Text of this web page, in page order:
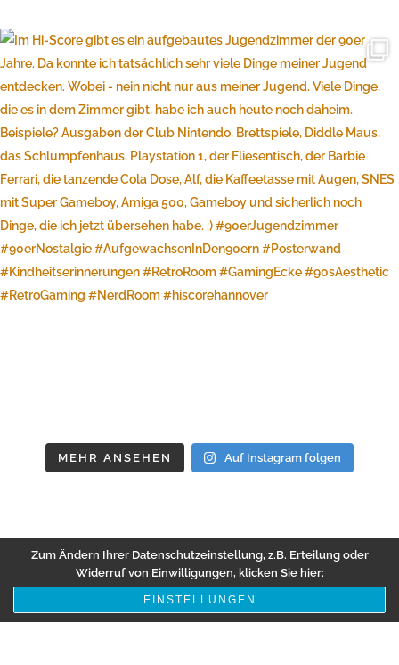
MEHR ANSEHEN Auf Instagram folgen
Zum Ändern Ihrer Datenschutzeinstellung, z.B. Erteilung oder
Widerruf von Einwilligungen, klicken Sie hier:
EINSTELLUNGEN